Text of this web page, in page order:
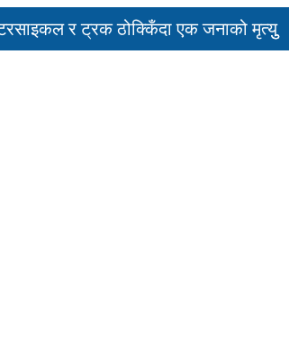
र ट्रक ठोक्किँदा एक जनाको मृत्युु